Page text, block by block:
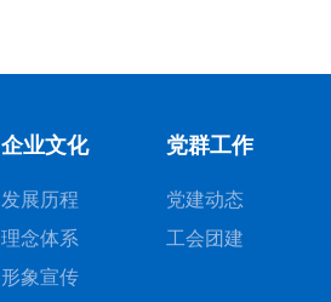
企业文化
发展历程
理念体系
形象宣传
党群工作
党建动态
工会团建